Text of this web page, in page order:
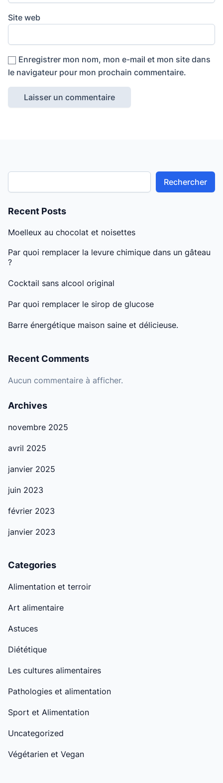
Site web
Enregistrer mon nom, mon e-mail et mon site dans
le navigateur pour mon prochain commentaire.
Rechercher
Recent Posts
Moelleux au chocolat et noisettes
Par quoi remplacer la levure chimique dans un gâteau
?
Cocktail sans alcool original
Par quoi remplacer le sirop de glucose
Barre énergétique maison saine et délicieuse.
Recent Comments
Aucun commentaire à afficher.
Archives
novembre 2025
avril 2025
janvier 2025
juin 2023
février 2023
janvier 2023
Categories
Alimentation et terroir
Art alimentaire
Astuces
Diététique
Les cultures alimentaires
Pathologies et alimentation
Sport et Alimentation
Uncategorized
Végétarien et Vegan